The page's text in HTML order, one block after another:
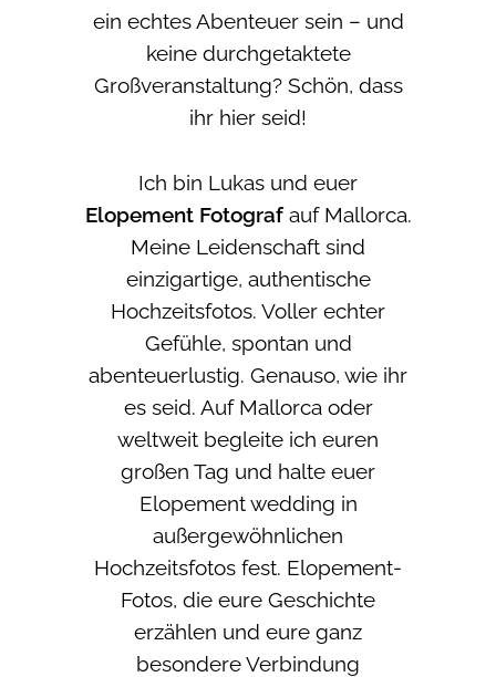
ein echtes Abenteuer sein – und
keine durchgetaktete
Großveranstaltung? Schön, dass
ihr hier seid!
Ich bin Lukas und euer
Elopement Fotografauf Mallorca.
Meine Leidenschaft sind
einzigartige, authentische
Hochzeitsfotos. Voller echter
Gefühle, spontan und
abenteuerlustig. Genauso, wie ihr
es seid. Auf Mallorca oder
weltweit begleite ich euren
großen Tag und halte euer
Elopement wedding in
außergewöhnlichen
Hochzeitsfotos fest. Elopement-
Fotos, die eure Geschichte
erzählen und eure ganz
besondere Verbindung